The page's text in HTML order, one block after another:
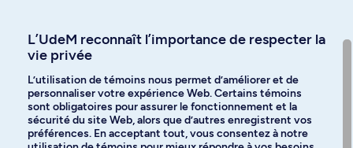
Langues
L’UdeM reconnaît l’importance de respecter la
vie privée
L’utilisation de témoins nous permet d’améliorer et de
personnaliser votre expérience Web. Certains témoins
sont obligatoires pour assurer le fonctionnement et la
sécurité du site Web, alors que d’autres enregistrent vos
préférences. En acceptant tout, vous consentez à notre